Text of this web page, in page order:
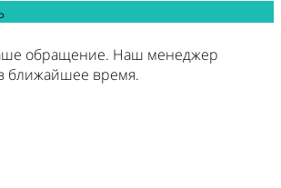
обращение. Наш менеджер
ближайшее время.